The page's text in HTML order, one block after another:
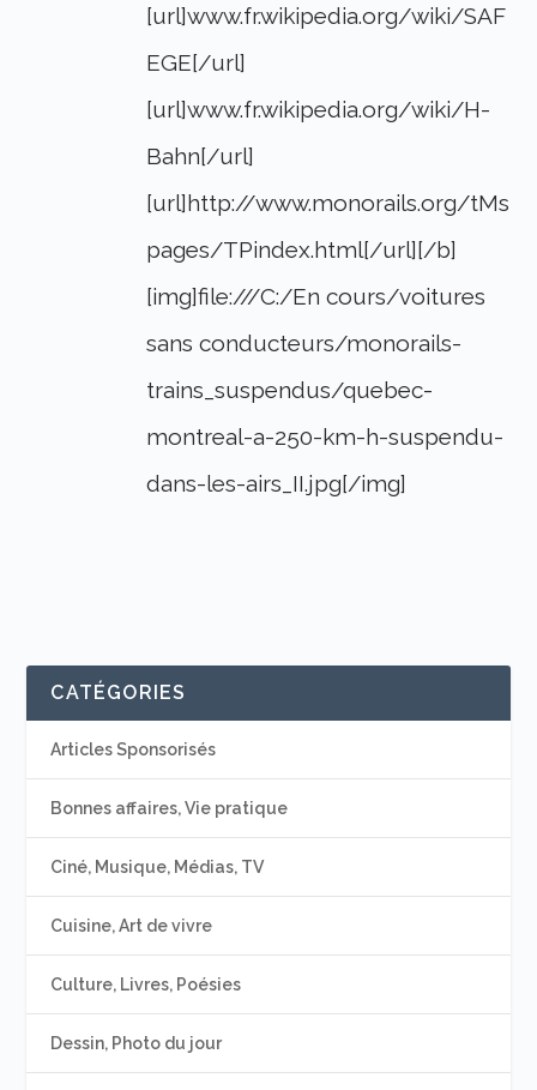
[url]www.fr.wikipedia.org/wiki/SAF
EGE[/url]
[url]www.fr.wikipedia.org/wiki/H-
Bahn[/url]
[url]http://www.monorails.org/tMs
pages/TPindex.html[/url][/b]
[img]file:///C:/En cours/voitures
sans conducteurs/monorails-
trains_suspendus/quebec-
montreal-a-250-km-h-suspendu-
dans-les-airs_II.jpg[/img]
CATÉGORIES
Articles Sponsorisés
Bonnes affaires, Vie pratique
Ciné, Musique, Médias, TV
Cuisine, Art de vivre
Culture, Livres, Poésies
Dessin, Photo du jour